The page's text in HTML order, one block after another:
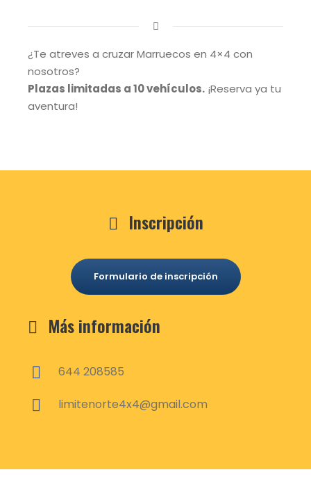
¿Te atreves a cruzar Marruecos en 4×4 con
nosotros?
Plazas limitadas a 10 vehículos. ¡Reserva ya tu
aventura!
Inscripción
Formulario de inscripción
Más información
644 208585
limitenorte4x4@gmail.com